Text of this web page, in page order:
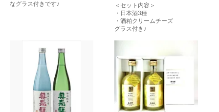
なグラス付きです♪
＜セット内容＞
・日本酒3種
・酒粕クリームチーズ
グラス付き♪